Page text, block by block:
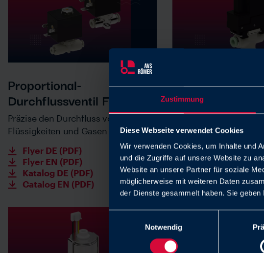
Zustimmung
Diese Webseite verwendet Cookies
Wir verwenden Cookies, um Inhalte und
und die Zugriffe auf unsere Website zu
Website an unsere Partner für soziale
möglicherweise mit weiteren Daten
der Dienste gesammelt haben. Sie
Notwendig
Proportional-
Durchflussventil FPV
Präzise den Durchfluss von
Flüssigkeiten und Gasen regeln
Flyer DE (PDF)
Flyer EN (PDF)
Katalog DE (PDF)
Catalog EN (PDF)
Magnetventil Typ
Flyer EN (PDF)